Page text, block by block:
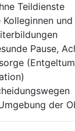
Teildienste
und
Pause,
der